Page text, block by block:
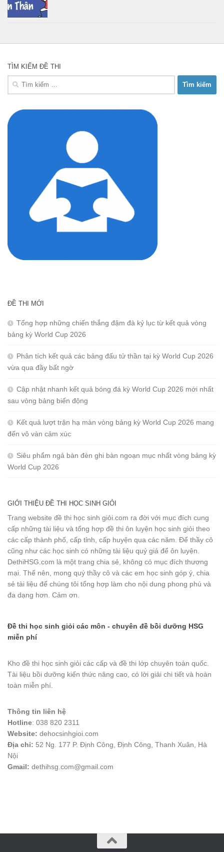
TÌM KIẾM ĐỀ THI
Tìm
ĐỀ THI MỚI
Tổng hợp những chiến thắng đậm đà kỷ lục từ kết quả vòng
bảng kỳ World Cup 2026
Phân tích kết quả các bảng đấu tử thần tại kỳ World Cup 2026
vừa qua đầy bất ngờ
Cập nhật nhanh kết quả bóng đá kỳ World Cup 2026 mới nhất
sau vòng bảng biến động
Kết quả lượt trận hạ màn vòng bảng kỳ World Cup 2026 mang
đến vô vàn cảm xúc
Siêu phẩm ngả bàn đèn ghi bàn ngoạn mục nhất vòng bảng kỳ
World Cup 2026
GIỚI THIỆU ĐỀ THI HỌC SINH GIỎI
Trang website đề thi học sinh giỏi.com ra đời với mục đích cung
cấp những tài liệu và tổng hợp đề thi ôn luyện học sinh giỏi theo
các cấp thành phố, cấp tỉnh, cấp huyện qua các năm. Để thầy cô
cũng như các học sinh có những tài liệu quý giá để ôn luyện.
DethiHSG.com là một trang chia sẻ, không có mục đích thương
mại. Thế nên, mong quý thầy cô và các em học sinh góp ý, chia
sẻ tài liệu để chúng tôi tổng hợp làm cho nội dung phong phú và
đa dạng hơn. Cảm ơn.
Đề thi học sinh giỏi các môn - chuyên đề bồi dưỡng HSG
miễn phí
Kho đề thi học sinh giỏi các cấp và đề thi lớp chuyên toàn quốc.
Tài liệu bồi dưỡng kiến thức nâng cao, có lời giải chi tiết và hoàn
toàn miễn phí.
Thông tin liên hệ
Hotline: 038 820 2311
Website: dehocsinhgioi.com
Địa chỉ: 52 Ng. 177 P. Định Công, Định Công, Thanh Xuân, Hà
Nội
Gmail: dethihsg.com@gmail.com